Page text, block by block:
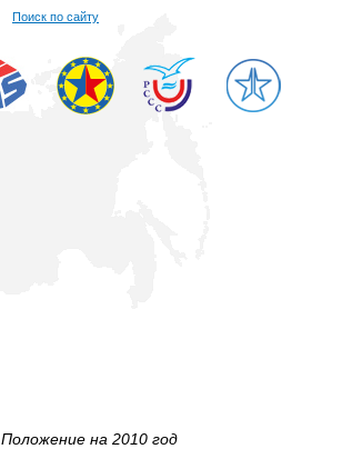
Поиск по сайту
Положение на 2010 год